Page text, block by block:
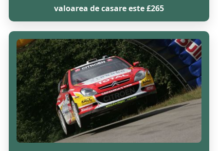
valoarea de casare este £265